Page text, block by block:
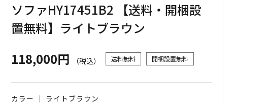
ソファHY17451B2 【送料・開梱設
置無料】ライトブラウン
118,000円
（税込） 送料無料 開梱設置無料
カラー ｜ ライトブラウン